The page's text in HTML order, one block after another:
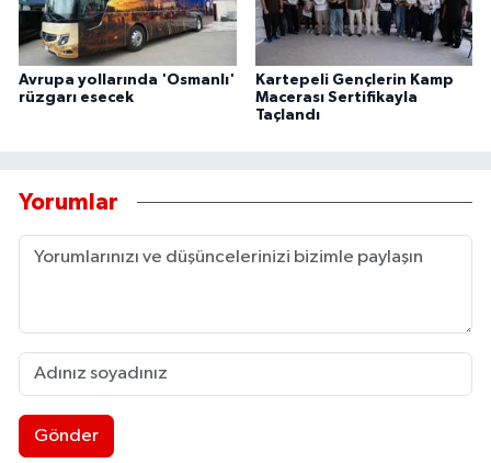
Avrupa yollarında 'Osmanlı'
rüzgarı esecek
Kartepeli Gençlerin Kamp
Macerası Sertifikayla
Taçlandı
Yorumlar
Gönder